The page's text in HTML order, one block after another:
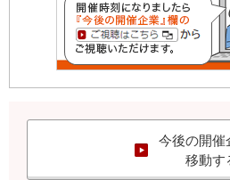
今後の開催
移動す